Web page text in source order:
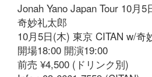
Jonah Yano Japan Tour 10月
奇妙礼太郎
10月5日(木) 東京 CITAN w/奇
開場18:00 開演19:00
前売 ¥4,500 (ドリンク別)